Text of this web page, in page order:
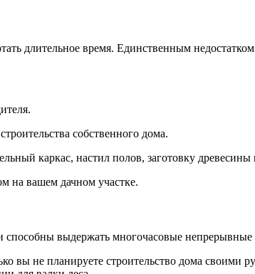
длительное время. Единственным
собственного дома.
каркас, настил полов, заготовку древесины
на вашем дачном участке.
выдержать многочасовые непрерывные
вы не планируете строительство дома своими